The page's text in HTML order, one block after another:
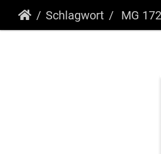
Schlagwort MG